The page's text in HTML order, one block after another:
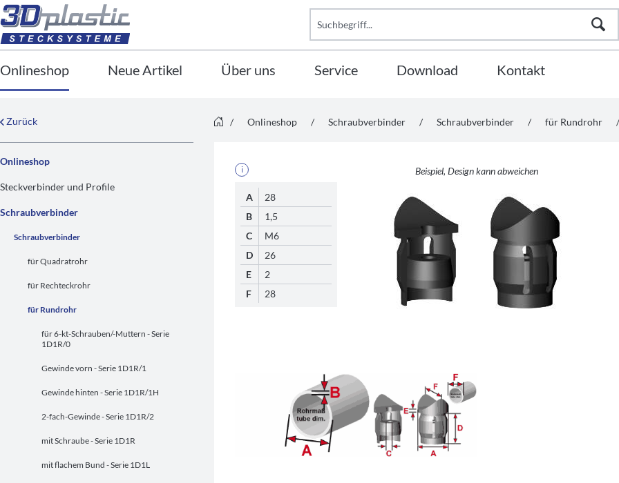
Onlineshop Neue Artikel Über uns Service Download Kontakt
Zurück / Onlineshop / Schraubverbinder / Schraubverbinder / für Rundrohr /
Onlineshop
Steckverbinder und Profile
Schraubverbinder
Schraubverbinder
für Quadratrohr
für Rechteckrohr
für Rundrohr
für 6-kt-Schrauben/-Muttern - Serie
1D1R/0
Gewinde vorn - Serie 1D1R/1
Gewinde hinten - Serie 1D1R/1H
2-fach-Gewinde - Serie 1D1R/2
mit Schraube - Serie 1D1R
mit flachem Bund - Serie 1D1L
i
A
28
B
1,5
C
M6
D
26
E
2
F
28
Beispiel, Design kann abweichen